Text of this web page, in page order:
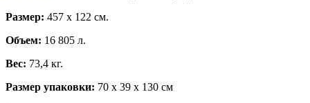
Размер: 457 х 122 см.
Объем: 16 805 л.
Вес: 73,4 кг.
Размер упаковки: 70 х 39 х 130 см